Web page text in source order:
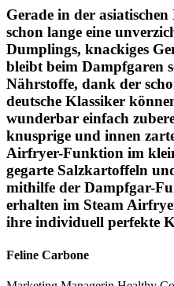
Gerade in der
schon lange eine
Dumplings, knackiges
bleibt beim Dampfgaren
Nährstoffe, dank der
deutsche Klassiker
wunderbar einfach
knusprige und innen
Airfryer-Funktion im
gegarte Salzkartoffeln
mithilfe der Dampfgar-
erhalten im Steam
ihre individuell perfekte
Feline Carbone